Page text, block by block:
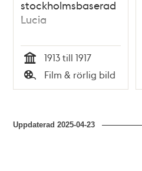
stockholmsbaserad
Lucia
Tid
1913 till 1917
Typ
Film & rörlig bild
Uppdaterad2025-04-23